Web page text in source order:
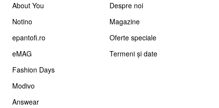
About You
Notino
epantofi.ro
eMAG
Fashion Days
Modivo
Answear
Despre noi
Magazine
Oferte speciale
Termeni și date